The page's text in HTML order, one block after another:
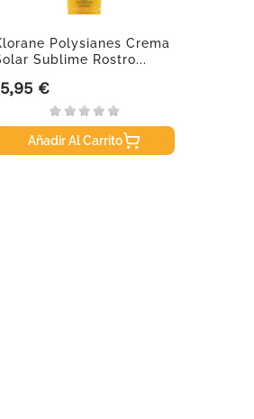
Polysianes Crema
Sublime Rostro...
€
Añadir Al Carrito